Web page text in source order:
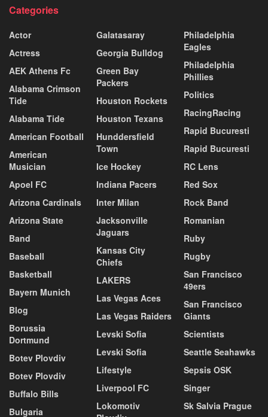
Categories
Actor
Actress
AEK Athens Fc
Alabama Crimson
Tide
Alabama Tide
American Football
American
Musician
Apoel FC
Arizona Cardinals
Arizona State
Band
Baseball
Basketball
Bayern Munich
Blog
Borussia
Dortmund
Botev Plovdiv
Botev Plovdiv
Buffalo Bills
Bulgaria
Galatasaray
Georgia Bulldog
Green Bay
Packers
Houston Rockets
Houston Texans
Hunddersfield
Town
Ice Hockey
Indiana Pacers
Inter Milan
Jacksonville
Jaguars
Kansas City
Chiefs
LAKERS
Las Vegas Aces
Las Vegas Raiders
Levski Sofia
Levski Sofia
Lifestyle
Liverpool FC
Lokomotiv
Philadelphia
Eagles
Philadelphia
Phillies
Politics
RacingRacing
Rapid Bucuresti
Rapid Bucuresti
RC Lens
Red Sox
Rock Band
Romanian
Ruby
Rugby
San Francisco
49ers
San Francisco
Giants
Scientists
Seattle Seahawks
Sepsis OSK
Singer
Sk Salvia Prague